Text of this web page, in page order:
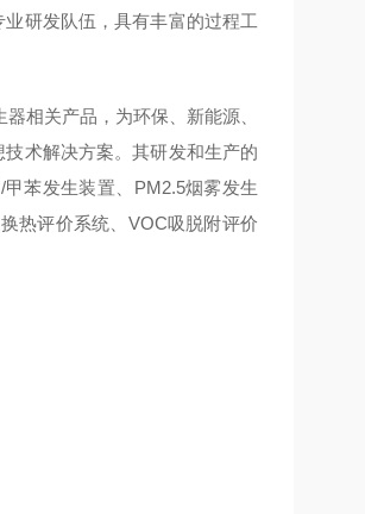
研发队伍，具有丰富的过程工
相关产品，为环保、新能源、
术解决方案。其研发和生产的
苯发生装置、PM2.5烟雾发生
热评价系统、VOC吸脱附评价